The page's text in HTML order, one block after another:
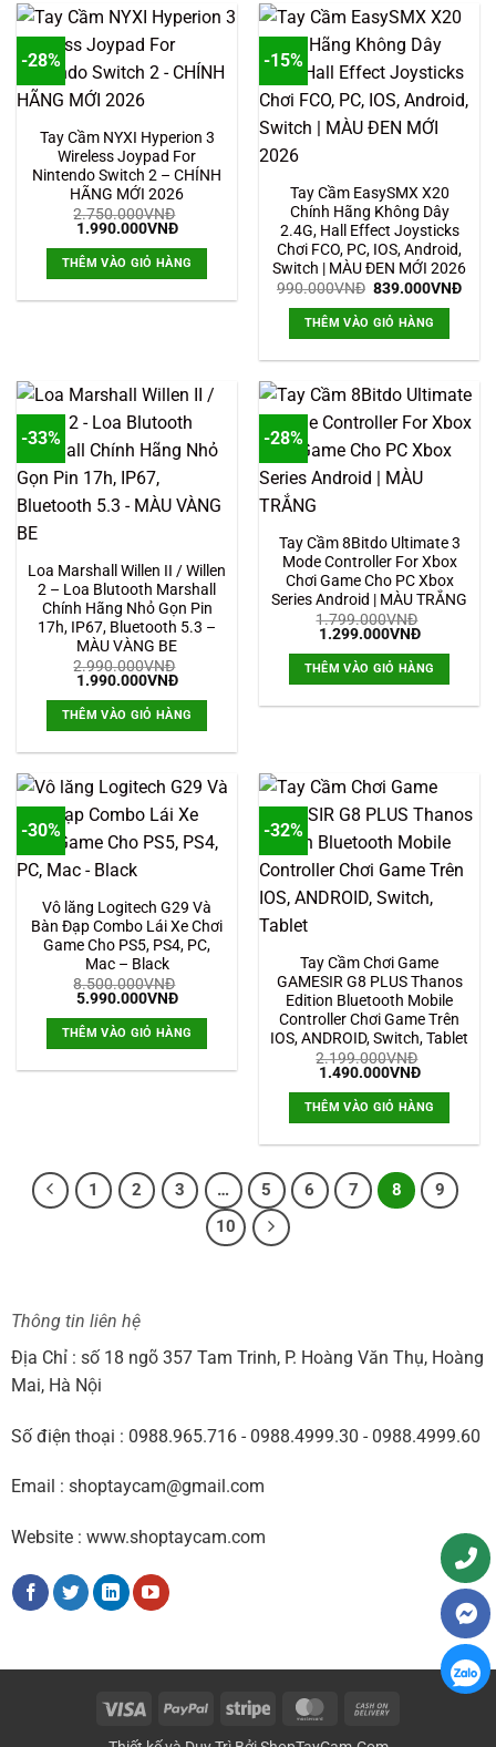
-28%
Tay Cầm NYXI Hyperion 3
Wireless Joypad For
Nintendo Switch 2 – CHÍNH
HÃNG MỚI 2026
2.750.000VNĐ
Giá
là:
2.750.000VNĐ.
1.990.000VNĐGiá
tại
là:
1.990.000VNĐ.
THÊM VÀO GIỎ HÀNG
-15%
Tay Cầm EasySMX X20
Chính Hãng Không Dây
2.4G, Hall Effect Joysticks
Chơi FCO, PC, IOS, Android,
Switch | MÀU ĐEN MỚI 2026
990.000VNĐ Giá
là:
990.000VNĐ.
839.000VNĐGiá
THÊM VÀO GIỎ HÀNG
-33%
Loa Marshall Willen II / Willen
2 – Loa Blutooth Marshall
Chính Hãng Nhỏ Gọn Pin
17h, IP67, Bluetooth 5.3 –
MÀU VÀNG BE
2.990.000VNĐ
Giá
là:
2.990.000VNĐ.
1.990.000VNĐGiá
tại
là:
1.990.000VNĐ.
THÊM VÀO GIỎ HÀNG
-28%
Tay Cầm 8Bitdo Ultimate 3
Mode Controller For Xbox
Chơi Game Cho PC Xbox
Series Android | MÀU TRẮNG
1.799.000VNĐ
Giá
là:
1.799.000VNĐ.
1.299.000VNĐGiá
tại
là:
THÊM VÀO GIỎ HÀNG
-30%
Vô lăng Logitech G29 Và
Bàn Đạp Combo Lái Xe Chơi
Game Cho PS5, PS4, PC,
Mac – Black
8.500.000VNĐ
Giá
là:
8.500.000VNĐ.
5.990.000VNĐGiá
tại
là:
5.990.000VNĐ.
THÊM VÀO GIỎ HÀNG
-32%
Tay Cầm Chơi Game
GAMESIR G8 PLUS Thanos
Edition Bluetooth Mobile
Controller Chơi Game Trên
IOS, ANDROID, Switch, Tablet
2.199.000VNĐ
Giá
là:
2.199.000VNĐ.
1.490.000VNĐGiá
tại
là:
THÊM VÀO GIỎ HÀNG
1 2 3 … 5 6 7 8
9
10
Thông tin liên hệ
Địa Chỉ : số 18 ngõ 357 Tam Trinh, P. Hoàng Văn Thụ, Hoàng
Mai, Hà Nội
Số điện thoại : 0988.965.716 - 0988.4999.30 - 0988.4999.60
Email : shoptaycam@gmail.com
Website : www.shoptaycam.com
Visa PayPal Stripe MasterCard